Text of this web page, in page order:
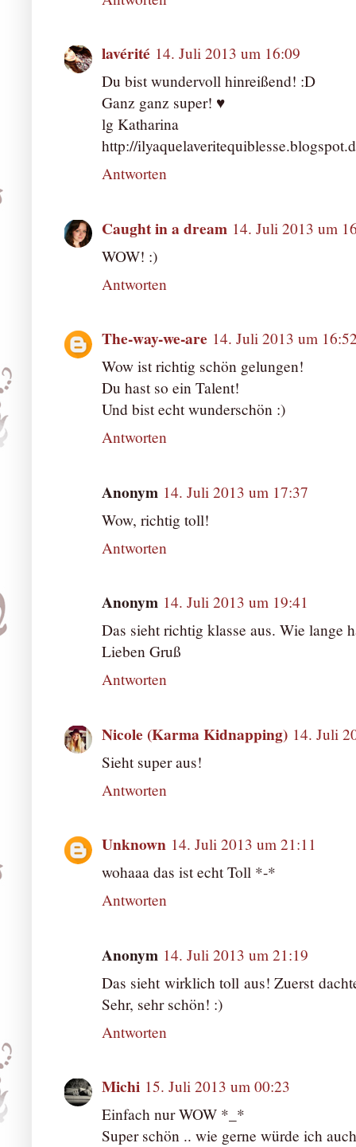
lavérité 14. Juli 2013 um 16:09
Du bist wundervoll hinreißend! :D
Ganz ganz super! ♥
lg Katharina
http://
Antworten
Caught in a dream 14. Juli 2013 um
WOW! :)
Antworten
The-way-we-are 14. Juli 2013 um
Wow ist richtig schön gelungen!
Du hast so ein Talent!
Und bist echt wunderschön :)
Antworten
Anonym 14. Juli 2013 um 17:37
Wow, richtig toll!
Antworten
Anonym 14. Juli 2013 um 19:41
Das sieht richtig klasse aus. Wie lange
Lieben Gruß
Antworten
Nicole (Karma Kidnapping) 14. Juli
Sieht super aus!
Antworten
Unknown 14. Juli 2013 um 21:11
wohaaa das ist echt Toll *-*
Antworten
Anonym 14. Juli 2013 um 21:19
Das sieht wirklich toll aus! Zuerst
Sehr, sehr schön! :)
Antworten
Michi 15. Juli 2013 um 00:23
Einfach nur WOW *_*
Super schön .. wie gerne würde ich